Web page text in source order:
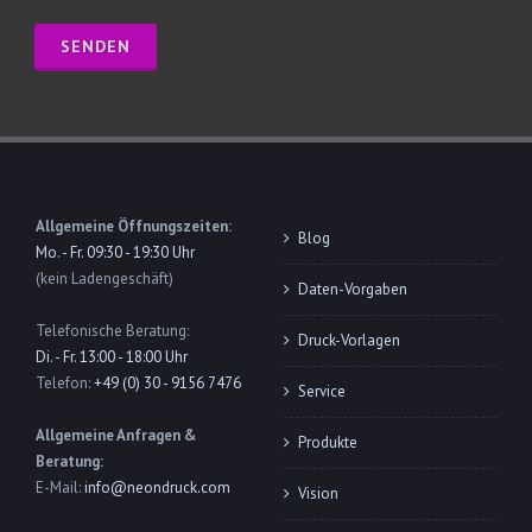
Allgemeine Öffnungszeiten:
Mo. - Fr. 09:30 - 19:30 Uhr
(kein Ladengeschäft)
Telefonische Beratung:
Di. - Fr. 13:00 - 18:00 Uhr
Telefon:+49 (0) 30 - 9156 7476
Allgemeine Anfragen &
Beratung:
E-Mail:info@neondruck.com
Blog
Daten-Vorgaben
Druck-Vorlagen
Service
Produkte
Vision